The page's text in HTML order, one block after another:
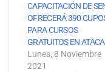
CAPACITACIÓN DE
OFRECERÁ 390
PARA CURSOS
GRATUITOS EN
Lunes, 8 Noviembre
2021